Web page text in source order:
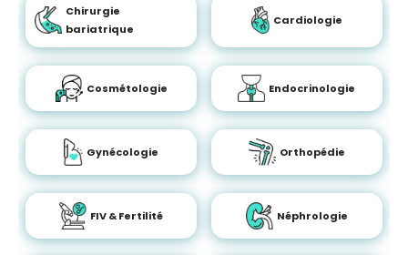
Chirurgie
bariatrique
Cardiologie
Cosmétologie Endocrinologie
Gynécologie Orthopédie
FIV & Fertilité Néphrologie